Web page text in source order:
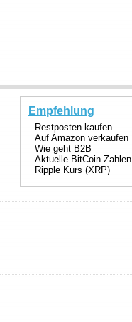
Empfehlung
Restposten kaufen
Auf Amazon verkaufen
Wie geht B2B
Aktuelle BitCoin Zahlen
Ripple Kurs (XRP)